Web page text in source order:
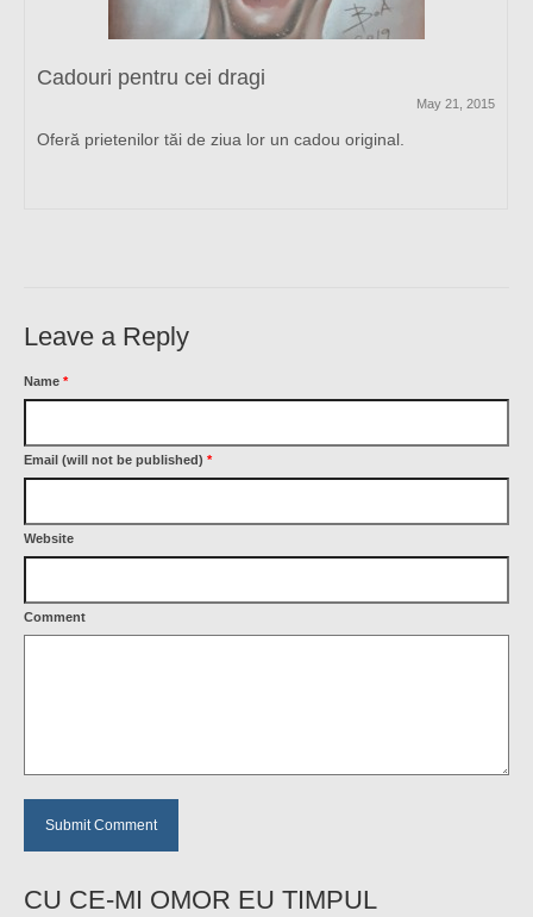
Cadouri pentru cei dragi
May 21, 2015
Oferă prietenilor tăi de ziua lor un cadou original.
Leave a Reply
Name *
Email (will not be published) *
Website
Comment
CU CE-MI OMOR EU TIMPUL